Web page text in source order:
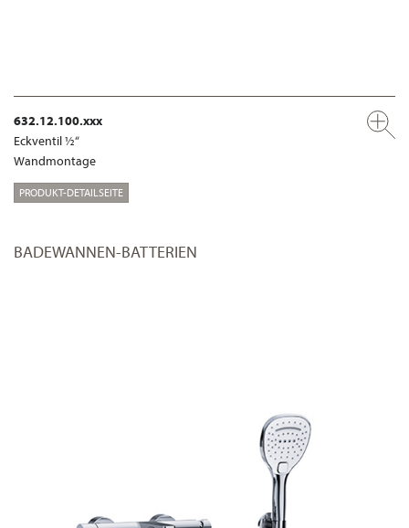
632.12.100.xxx
Eckventil ½“
Wandmontage
PRODUKT-DETAILSEITE
BADEWANNEN-BATTERIEN